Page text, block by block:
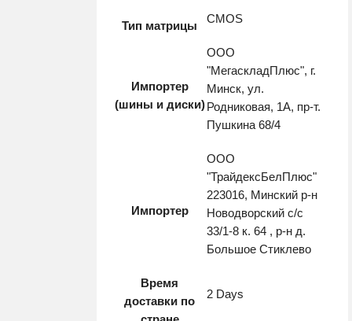
Тип матрицы
CMOS
Импортер
(шины и диски)
ООО
"МегаскладПлюс", г.
Минск, ул.
Родниковая, 1А, пр-т.
Пушкина 68/4
Импортер
ООО
"ТрайдексБелПлюс"
223016, Минский р-н
Новодворский с/с
33/1-8 к. 64 , р-н д.
Большое Стиклево
Время
доставки по
2 Days